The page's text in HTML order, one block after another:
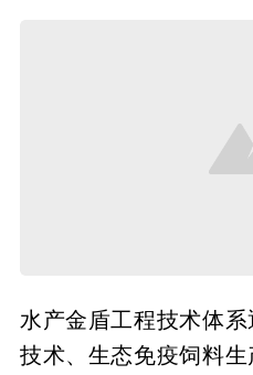
水产金盾工程技术体
技术、生态免疫饲料